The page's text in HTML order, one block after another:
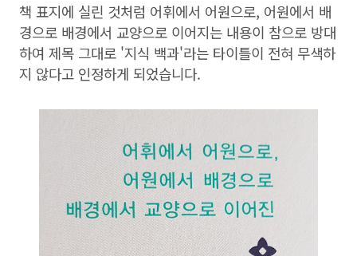
책 표지에 실린 것처럼 어휘에서 어원으로, 어원에서 배
경으로 배경에서 교양으로 이어지는 내용이 참으로 방대
하여 제목 그대로 '지식 백과'라는 타이틀이 전혀 무색하
지 않다고 인정하게 되었습니다.